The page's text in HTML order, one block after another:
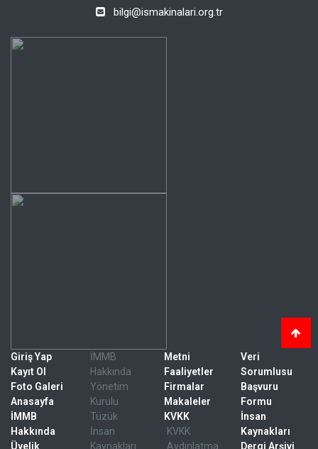
bilgi@ismakinalari.org.tr
Giriş Yap
Kayıt Ol
Foto Galeri
Anasayfa
İMMB
Hakkında
Üyelik
İMMB
Hakkında
Yönetim
Kurulu
Tüzük
İnsan
Kaynakları
Metni
Faaliyetler
Firmalar
Makaleler
KVKK
KVKK
Aydınlatma
Veri
Sorumlusu
Başvuru
Formu
İnsan
Kaynakları
Dergi Arşivi